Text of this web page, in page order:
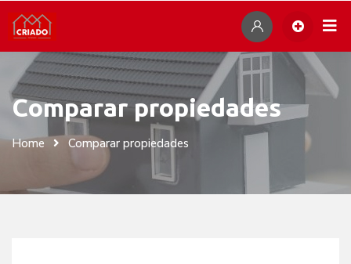
Skip
content
Comparar propiedades
Home Comparar propiedades